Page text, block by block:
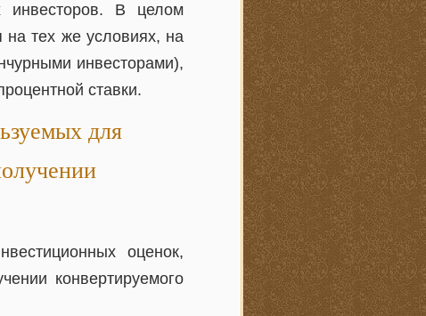
инвесторов. В целом
на тех же условиях, на
инвесторами),
ставки.
для
оценок,
конвертируемого